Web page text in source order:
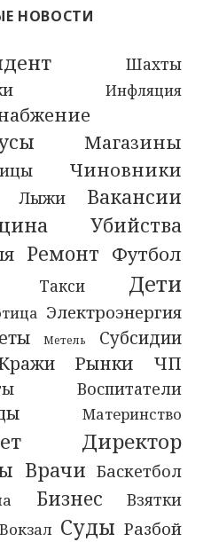
НОВОСТИ
Шахты
Инфляция
Магазины
Чиновники
Лыжи Вакансии
Убийства
Ремонт Футбол
Такси Дети
Электроэнергия
Метель Субсидии
Рынки ЧП
Воспитатели
Материнство
Директор
Врачи Баскетбол
Бизнес Взятки
Вокзал Суды Разбой
супругам-
вооружения